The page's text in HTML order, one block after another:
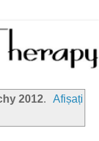
2012.
Afișați